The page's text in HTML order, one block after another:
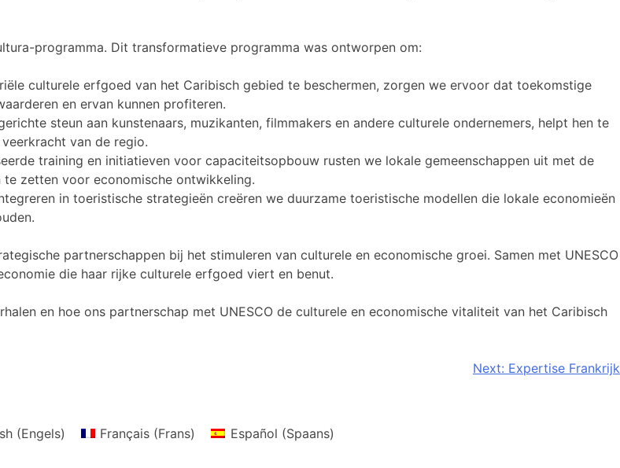
programma. Dit transformatieve programma was ontworpen om:
culturele erfgoed van het Caribisch gebied te beschermen, zorgen we ervoor dat toekomstige
en ervan kunnen profiteren.
steun aan kunstenaars, muzikanten, filmmakers en andere culturele ondernemers, helpt hen te
van de regio.
training en initiatieven voor capaciteitsopbouw rusten we lokale gemeenschappen uit met de
zetten voor economische ontwikkeling.
in toeristische strategieën creëren we duurzame toeristische modellen die lokale economieën
partnerschappen bij het stimuleren van culturele en economische groei. Samen met UNESCO
die haar rijke culturele erfgoed viert en benut.
en hoe ons partnerschap met UNESCO de culturele en economische vitaliteit van het Caribisch
Next: Expertise Frankrijk
(Engels) Français (Frans) Español (Spaans)